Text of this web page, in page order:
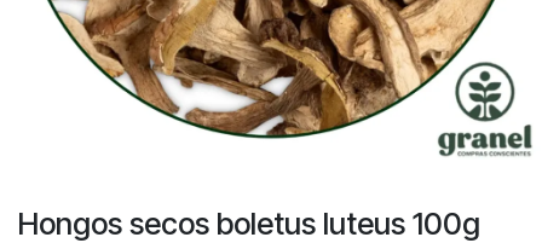
Hongos secos boletus luteus 100g